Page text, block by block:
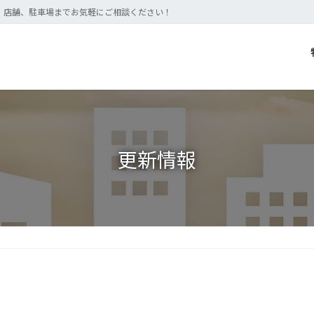
舗、駐車場までお気軽にご相談ください！
更新情報